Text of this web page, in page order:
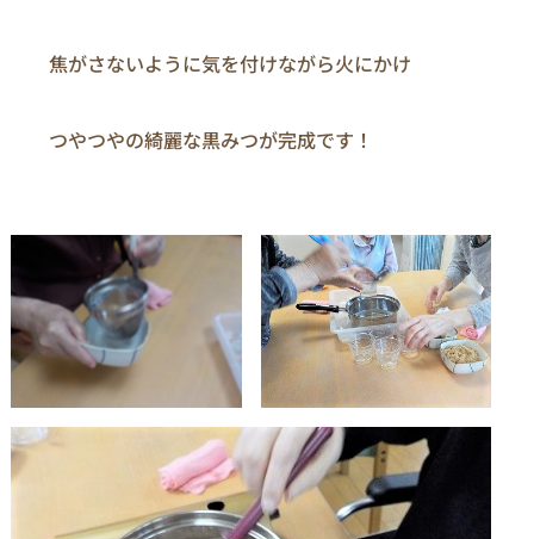
焦がさないように気を付けながら火にかけ
つやつやの綺麗な黒みつが完成です！